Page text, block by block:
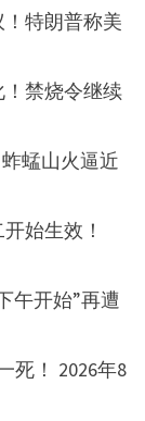
特朗普称美
禁烧令继续
蜢山火逼近
始生效！
午开始”再遭
死！ 2026年8